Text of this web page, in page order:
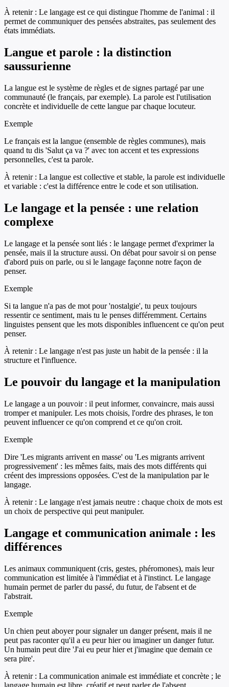
À retenir : Le langage est ce qui distingue l'homme de l'animal : il
permet de communiquer des pensées abstraites, pas seulement des
états immédiats.
Langue et parole : la distinction
saussurienne
La langue est le système de règles et de signes partagé par une
communauté (le français, par exemple). La parole est l'utilisation
concrète et individuelle de cette langue par chaque locuteur.
Exemple
Le français est la langue (ensemble de règles communes), mais
quand tu dis 'Salut ça va ?' avec ton accent et tes expressions
personnelles, c'est ta parole.
À retenir : La langue est collective et stable, la parole est individuelle
et variable : c'est la différence entre le code et son utilisation.
Le langage et la pensée : une relation
complexe
Le langage et la pensée sont liés : le langage permet d'exprimer la
pensée, mais il la structure aussi. On débat pour savoir si on pense
d'abord puis on parle, ou si le langage façonne notre façon de
penser.
Exemple
Si ta langue n'a pas de mot pour 'nostalgie', tu peux toujours
ressentir ce sentiment, mais tu le penses différemment. Certains
linguistes pensent que les mots disponibles influencent ce qu'on peut
penser.
À retenir : Le langage n'est pas juste un habit de la pensée : il la
structure et l'influence.
Le pouvoir du langage et la manipulation
Le langage a un pouvoir : il peut informer, convaincre, mais aussi
tromper et manipuler. Les mots choisis, l'ordre des phrases, le ton
peuvent influencer ce qu'on comprend et ce qu'on croit.
Exemple
Dire 'Les migrants arrivent en masse' ou 'Les migrants arrivent
progressivement' : les mêmes faits, mais des mots différents qui
créent des impressions opposées. C'est de la manipulation par le
langage.
À retenir : Le langage n'est jamais neutre : chaque choix de mots est
un choix de perspective qui peut manipuler.
Langage et communication animale : les
différences
Les animaux communiquent (cris, gestes, phéromones), mais leur
communication est limitée à l'immédiat et à l'instinct. Le langage
humain permet de parler du passé, du futur, de l'absent et de
l'abstrait.
Exemple
Un chien peut aboyer pour signaler un danger présent, mais il ne
peut pas raconter qu'il a eu peur hier ou imaginer un danger futur.
Un humain peut dire 'J'ai eu peur hier et j'imagine que demain ce
sera pire'.
À retenir : La communication animale est immédiate et concrète ; le
langage humain est libre, créatif et peut parler de l'absent.